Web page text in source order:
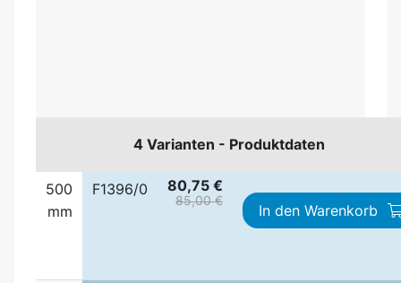
4 Varianten - Produktdaten
500
mm
F1396/0 80,75 €
85,00 €
In den Warenkorb